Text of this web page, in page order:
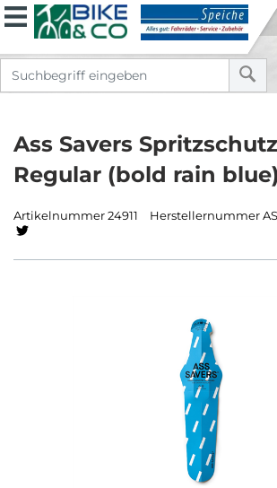
Ass Savers Spritzschutz
Regular (bold rain blue)
Artikelnummer 24911 Herstellernummer